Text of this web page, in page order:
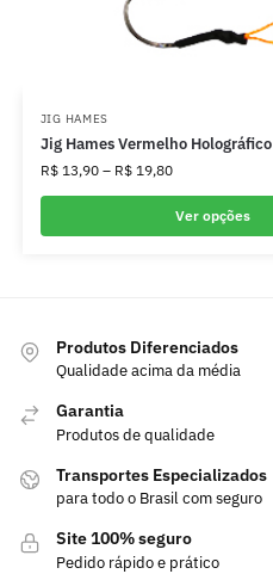
JIG HAMES
Jig Hames Vermelho Holográfico
R$13,90 – R$19,80
Ver opções
Produtos Diferenciados
Qualidade acima da média
Garantia
Produtos de qualidade
Transportes Especializados
para todo o Brasil com seguro
Site 100% seguro
Pedido rápido e prático